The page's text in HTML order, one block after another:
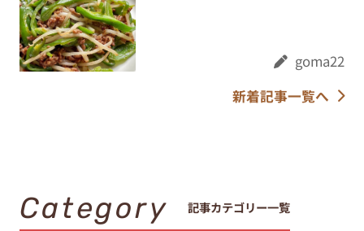
goma22
新着記事一覧へ
Category 記事カテゴリー一覧